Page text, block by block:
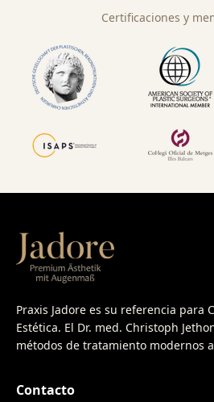
Certificaciones y
Praxis Jadore es su referencia para
Estética. El Dr. med. Christoph
métodos de tratamiento modernos
Contacto